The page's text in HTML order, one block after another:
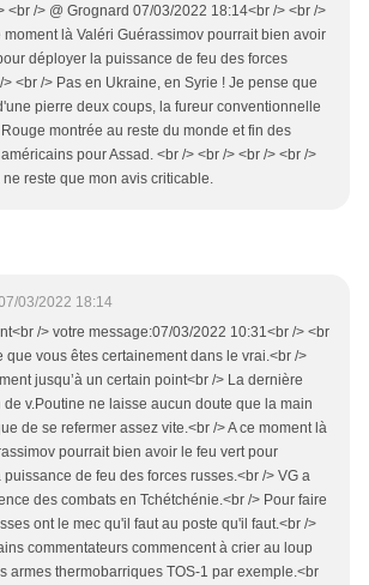
<br /> @ Grognard 07/03/2022 18:14<br /> <br />
moment là Valéri Guérassimov pourrait bien avoir
déployer la puissance de feu des forces
<br /> Pas en Ukraine, en Syrie ! Je pense que
pierre deux coups, la fureur conventionnelle
montrée au reste du monde et fin des
pour Assad. <br /> <br /> <br /> <br />
ne reste que mon avis criticable.
03/2022 18:14
/> votre message:07/03/2022 10:31<br /> <br
que vous êtes certainement dans le vrai.<br />
jusqu’à un certain point<br /> La dernière
v.Poutine ne laisse aucun doute que la main
de se refermer assez vite.<br /> A ce moment là
pourrait bien avoir le feu vert pour
de feu des forces russes.<br /> VG a
des combats en Tchétchénie.<br /> Pour faire
ont le mec qu'il faut au poste qu'il faut.<br />
commentateurs commencent à crier au loup
armes thermobarriques TOS-1 par exemple.<br